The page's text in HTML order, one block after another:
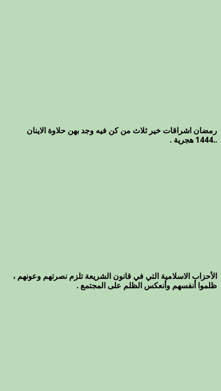
رمضان اشراقات خير ثلاث من كن فيه وجد بهن حلاوة الاينان
..1444 هجرية .
الأحزاب الاسلامية التي في قانون الشريعة تلزم نصرتهم وعونهم ،
ظلموا أنفسهم وأنعكس الظلم على المجتمع .